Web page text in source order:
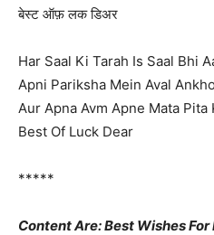
बेस्ट ऑफ़ लक डिअर
Har Saal Ki Tarah Is Saal Bhi
Apni Pariksha Mein Aval
Aur Apna Avm Apne Mata Pita
Best Of Luck Dear
*****
Content Are: Best Wishes For